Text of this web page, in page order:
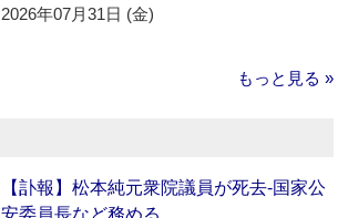
2026年07月31日 (金)
もっと見る »
【訃報】松本純元衆院議員が死去‐国家公